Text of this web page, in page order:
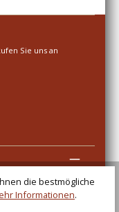
Sie uns an
die bestmögliche
Informationen.